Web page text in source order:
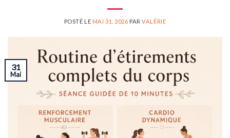
POSTÉ LE MAI 31, 2026 PARVALÉRIE
31
Mai